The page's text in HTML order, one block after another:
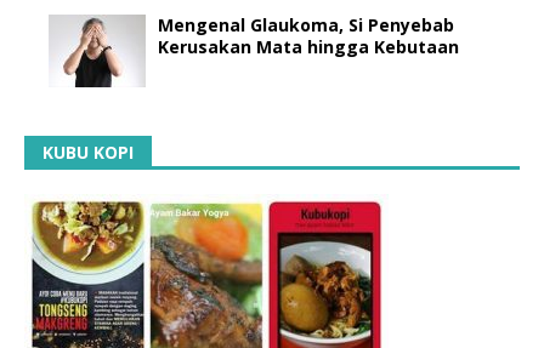
Mengenal Glaukoma, Si Penyebab
Kerusakan Mata hingga Kebutaan
KUBU KOPI